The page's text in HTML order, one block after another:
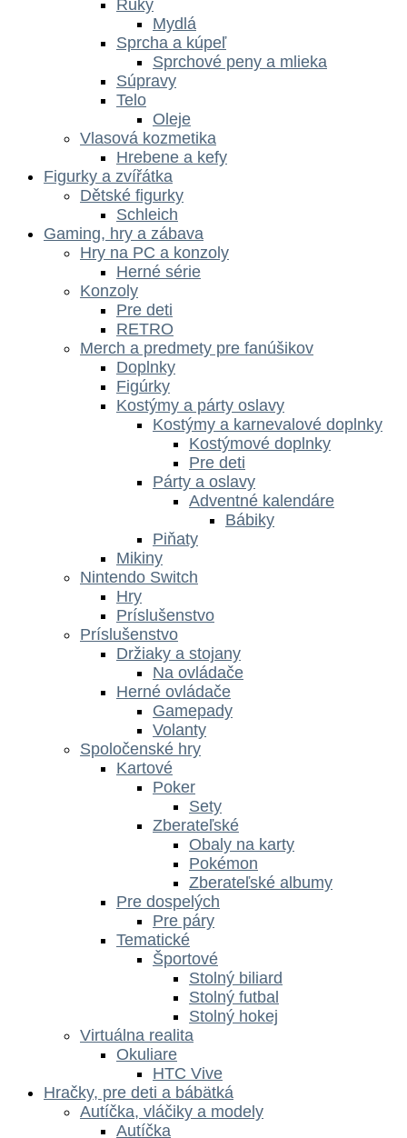
Ruky
Mydlá
Sprcha a kúpeľ
Sprchové peny a mlieka
Súpravy
Telo
Oleje
Vlasová kozmetika
Hrebene a kefy
Figurky a zvířátka
Dětské figurky
Schleich
Gaming, hry a zábava
Hry na PC a konzoly
Herné série
Konzoly
Pre deti
RETRO
Merch a predmety pre fanúšikov
Doplnky
Figúrky
Kostýmy a párty oslavy
Kostýmy a karnevalové doplnky
Kostýmové doplnky
Pre deti
Párty a oslavy
Adventné kalendáre
Bábiky
Piňaty
Mikiny
Nintendo Switch
Hry
Príslušenstvo
Príslušenstvo
Držiaky a stojany
Na ovládače
Herné ovládače
Gamepady
Volanty
Spoločenské hry
Kartové
Poker
Sety
Zberateľské
Obaly na karty
Pokémon
Zberateľské albumy
Pre dospelých
Pre páry
Tematické
Športové
Stolný biliard
Stolný futbal
Stolný hokej
Virtuálna realita
Okuliare
HTC Vive
Hračky, pre deti a bábätká
Autíčka, vláčiky a modely
Autíčka